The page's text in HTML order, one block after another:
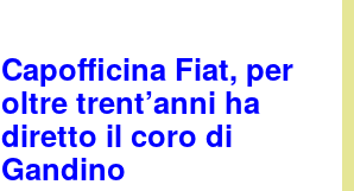
Capofficina Fiat, per
oltre trent’anni ha
diretto il coro di
Gandino